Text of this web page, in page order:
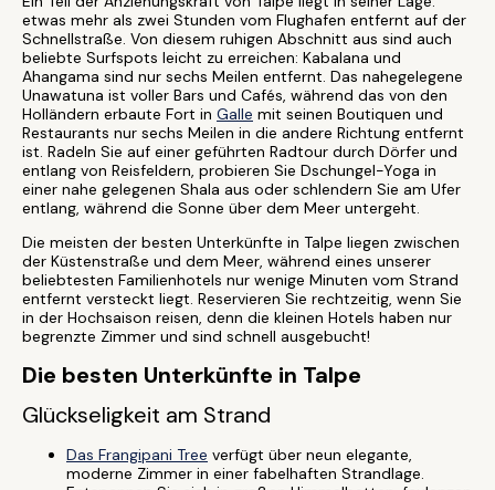
etwas mehr als zwei Stunden vom Flughafen entfernt auf der
Schnellstraße. Von diesem ruhigen Abschnitt aus sind auch
beliebte Surfspots leicht zu erreichen: Kabalana und
Ahangama sind nur sechs Meilen entfernt. Das nahegelegene
Unawatuna ist voller Bars und Cafés, während das von den
Holländern erbaute Fort in Galle mit seinen Boutiquen und
Restaurants nur sechs Meilen in die andere Richtung entfernt
ist. Radeln Sie auf einer geführten Radtour durch Dörfer und
entlang von Reisfeldern, probieren Sie Dschungel-Yoga in
einer nahe gelegenen Shala aus oder schlendern Sie am Ufer
entlang, während die Sonne über dem Meer untergeht.
Die meisten der besten Unterkünfte in Talpe liegen zwischen
der Küstenstraße und dem Meer, während eines unserer
beliebtesten Familienhotels nur wenige Minuten vom Strand
entfernt versteckt liegt. Reservieren Sie rechtzeitig, wenn Sie
in der Hochsaison reisen, denn die kleinen Hotels haben nur
begrenzte Zimmer und sind schnell ausgebucht!
Die besten Unterkünfte in Talpe
Glückseligkeit am Strand
Das Frangipani Tree verfügt über neun elegante,
moderne Zimmer in einer fabelhaften Strandlage.